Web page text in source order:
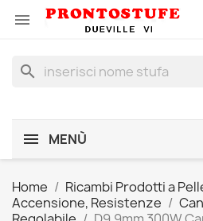

search
MENÙ
Home Ricambi Prodotti a
Accensione, Resistenze